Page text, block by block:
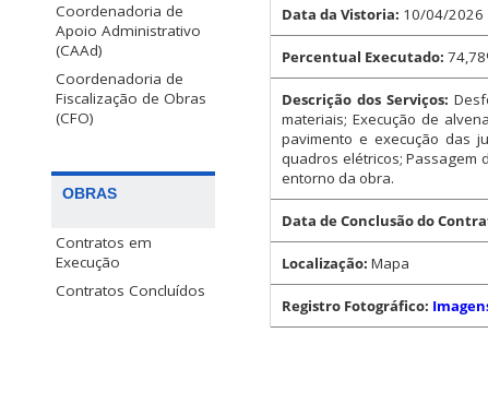
Coordenadoria de
Apoio Administrativo
(CAAd)
Coordenadoria de
Fiscalização de Obras
(CFO)
OBRAS
Contratos em
Execução
Contratos Concluídos
Data da Vistoria: 10/04/2026
Percentual Executado:
Descrição dos Serviços:
materiais; Execução de
pavimento e execução das
quadros elétricos; Passagem
entorno da obra.
Data de Conclusão do
Localização: Mapa
Registro Fotográfico: